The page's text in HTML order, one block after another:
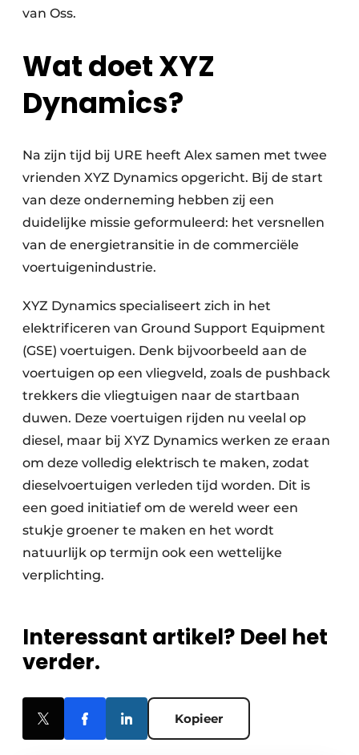
van Oss.
Wat doet XYZ
Dynamics?
Na zijn tijd bij URE heeft Alex samen met twee
vrienden XYZ Dynamics opgericht. Bij de start
van deze onderneming hebben zij een
duidelijke missie geformuleerd: het versnellen
van de energietransitie in de commerciële
voertuigenindustrie.
XYZ Dynamics specialiseert zich in het
elektrificeren van Ground Support Equipment
(GSE) voertuigen. Denk bijvoorbeeld aan de
voertuigen op een vliegveld, zoals de pushback
trekkers die vliegtuigen naar de startbaan
duwen. Deze voertuigen rijden nu veelal op
diesel, maar bij XYZ Dynamics werken ze eraan
om deze volledig elektrisch te maken, zodat
dieselvoertuigen verleden tijd worden. Dit is
een goed initiatief om de wereld weer een
stukje groener te maken en het wordt
natuurlijk op termijn ook een wettelijke
verplichting.
Interessant artikel? Deel het
verder.
Kopieer